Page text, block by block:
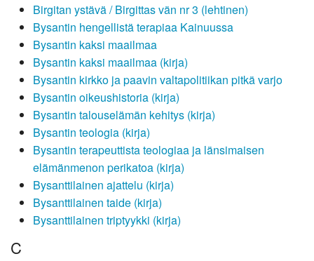
Birgitan ystävä / Birgittas vän nr 3 (lehtinen)
Bysantin hengellistä terapiaa Kainuussa
Bysantin kaksi maailmaa
Bysantin kaksi maailmaa (kirja)
Bysantin kirkko ja paavin valtapolitiikan pitkä varjo
Bysantin oikeushistoria (kirja)
Bysantin talouselämän kehitys (kirja)
Bysantin teologia (kirja)
Bysantin terapeuttista teologiaa ja länsimaisen
elämänmenon perikatoa (kirja)
Bysanttilainen ajattelu (kirja)
Bysanttilainen taide (kirja)
Bysanttilainen triptyykki (kirja)
C